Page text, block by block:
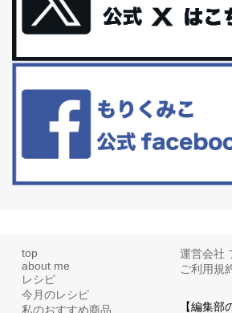
体に優しい、私のふるさと納税５選。
今回は、最近毎回定期的に購入している「楽
礼品トップ５を紹介します。今までいろ...
更年期を穏やかに乗りきるために今できる５
といった更年期症状はまだ...
top
about me
レシピ
今月のレシピ
私のおすすめ商品
運営会社
ご利用規
【編集部